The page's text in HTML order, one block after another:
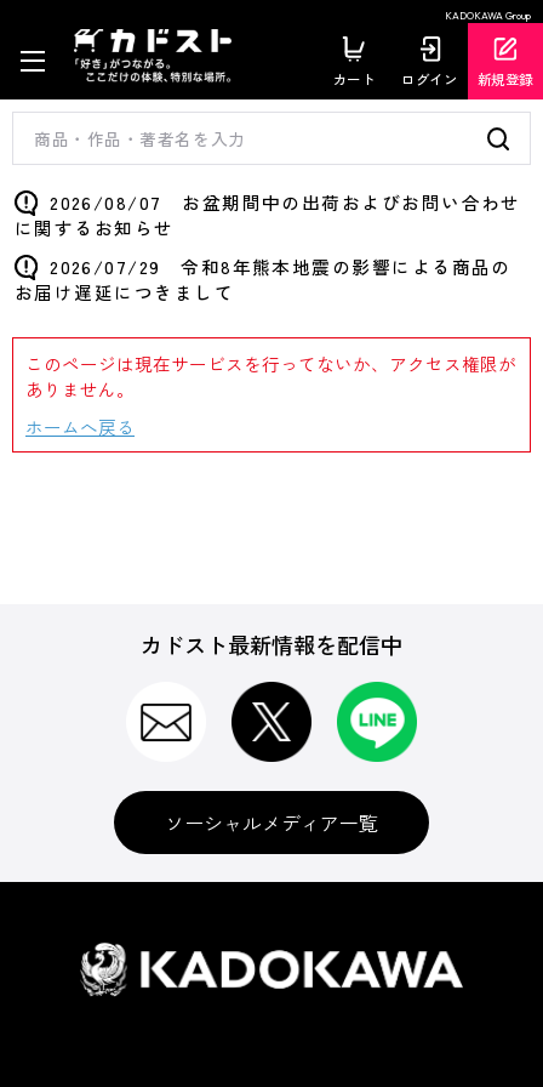
KADOKAWA Group
カート ログイン 新規登録
2026/08/07 お盆期間中の出荷およびお問い合わせ
に関するお知らせ
2026/07/29 令和8年熊本地震の影響による商品の
お届け遅延につきまして
このページは現在サービスを行ってないか、アクセス権限が
ありません。
ホームへ戻る
カドスト最新情報を配信中
ソーシャルメディア一覧